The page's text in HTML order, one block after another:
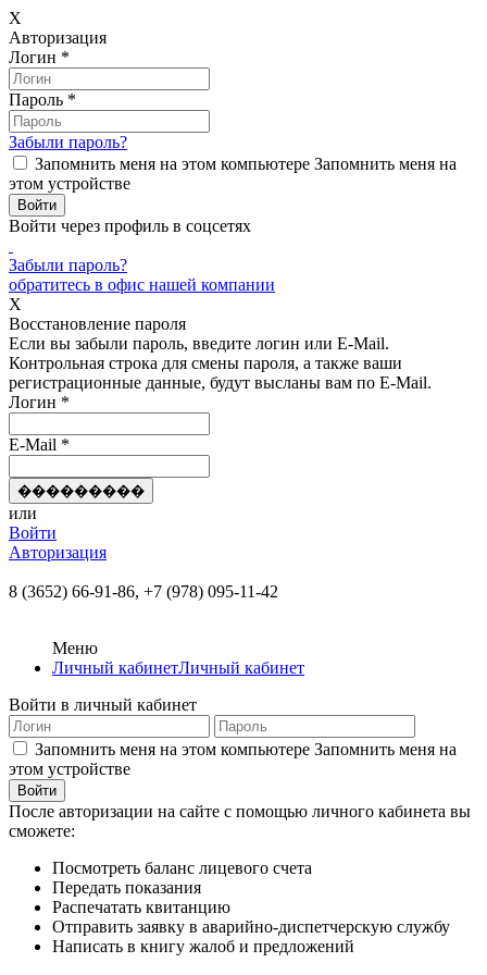
X
Авторизация
Логин *
Пароль *
Забыли пароль?
Запомнить меня на этом компьютере Запомнить меня на
этом устройстве
Войти через профиль в соцсетях
Забыли пароль?
обратитесь в офис нашей компании
X
Восстановление пароля
Если вы забыли пароль, введите логин или E-Mail.
Контрольная строка для смены пароля, а также ваши
регистрационные данные, будут высланы вам по E-Mail.
Логин *
E-Mail *
или
Войти
Авторизация
8 (3652) 66-91-86, +7 (978) 095-11-42
Меню
Личный кабинетЛичный кабинет
Войти в личный кабинет
Запомнить меня на этом компьютере Запомнить меня на
этом устройстве
После авторизации на сайте с помощью личного кабинета вы
сможете:
Посмотреть баланс лицевого счета
Передать показания
Распечатать квитанцию
Отправить заявку в аварийно-диспетчерскую службу
Написать в книгу жалоб и предложений